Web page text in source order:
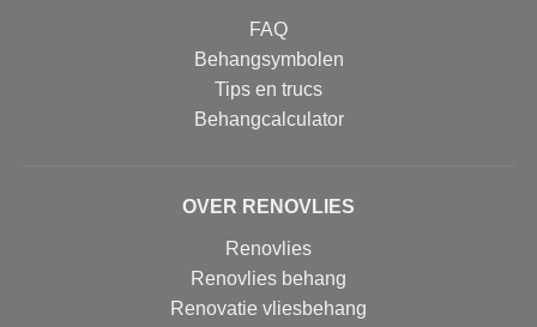
FAQ
Behangsymbolen
Tips en trucs
Behangcalculator
OVER RENOVLIES
Renovlies
Renovlies behang
Renovatie vliesbehang